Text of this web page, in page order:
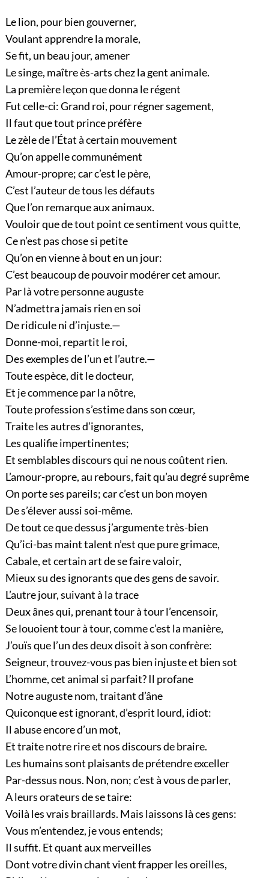
Le lion, pour bien gouverner,
Voulant apprendre la morale,
Se fit, un beau jour, amener
Le singe, maître ès-arts chez la gent animale.
La première leçon que donna le régent
Fut celle-ci: Grand roi, pour régner sagement,
Il faut que tout prince préfère
Le zèle de l’État à certain mouvement
Qu’on appelle communément
Amour-propre; car c’est le père,
C’est l’auteur de tous les défauts
Que l’on remarque aux animaux.
Vouloir que de tout point ce sentiment vous quitte,
Ce n’est pas chose si petite
Qu’on en vienne à bout en un jour:
C’est beaucoup de pouvoir modérer cet amour.
Par là votre personne auguste
N’admettra jamais rien en soi
De ridicule ni d’injuste.—
Donne-moi, repartit le roi,
Des exemples de l’un et l’autre.—
Toute espèce, dit le docteur,
Et je commence par la nôtre,
Toute profession s’estime dans son cœur,
Traite les autres d’ignorantes,
Les qualifie impertinentes;
Et semblables discours qui ne nous coûtent rien.
L’amour-propre, au rebours, fait qu’au degré suprême
On porte ses pareils; car c’est un bon moyen
De s’élever aussi soi-même.
De tout ce que dessus j’argumente très-bien
Qu’ici-bas maint talent n’est que pure grimace,
Cabale, et certain art de se faire valoir,
Mieux su des ignorants que des gens de savoir.
L’autre jour, suivant à la trace
Deux ânes qui, prenant tour à tour l’encensoir,
Se louoient tour à tour, comme c’est la manière,
J’ouïs que l’un des deux disoit à son confrère:
Seigneur, trouvez-vous pas bien injuste et bien sot
L’homme, cet animal si parfait? Il profane
Notre auguste nom, traitant d’âne
Quiconque est ignorant, d’esprit lourd, idiot:
Il abuse encore d’un mot,
Et traite notre rire et nos discours de braire.
Les humains sont plaisants de prétendre exceller
Par-dessus nous. Non, non; c’est à vous de parler,
A leurs orateurs de se taire:
Voilà les vrais braillards. Mais laissons là ces gens:
Vous m’entendez, je vous entends;
Il suffit. Et quant aux merveilles
Dont votre divin chant vient frapper les oreilles,